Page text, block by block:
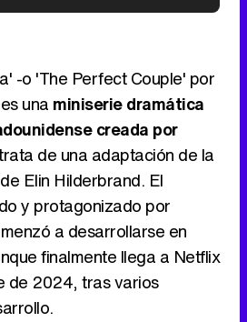
-o 'The Perfect Couple' por
una miniserie dramática
creada por
de una adaptación de la
Elin Hilderbrand. El
y protagonizado por
a desarrollarse en
finalmente llega a Netflix
de 2024, tras varios